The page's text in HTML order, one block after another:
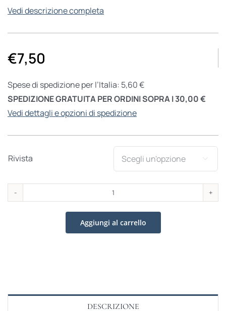
Vedi descrizione completa
€7,50
Spese di spedizione per l’Italia: 5,60 €
SPEDIZIONE GRATUITA PER ORDINI SOPRA I 30,00 €
Vedi dettagli e opzioni di spedizione
Rivista 
Studi
Cattolici
n.770
Aggiungi al carrello
DESCRIZIONE